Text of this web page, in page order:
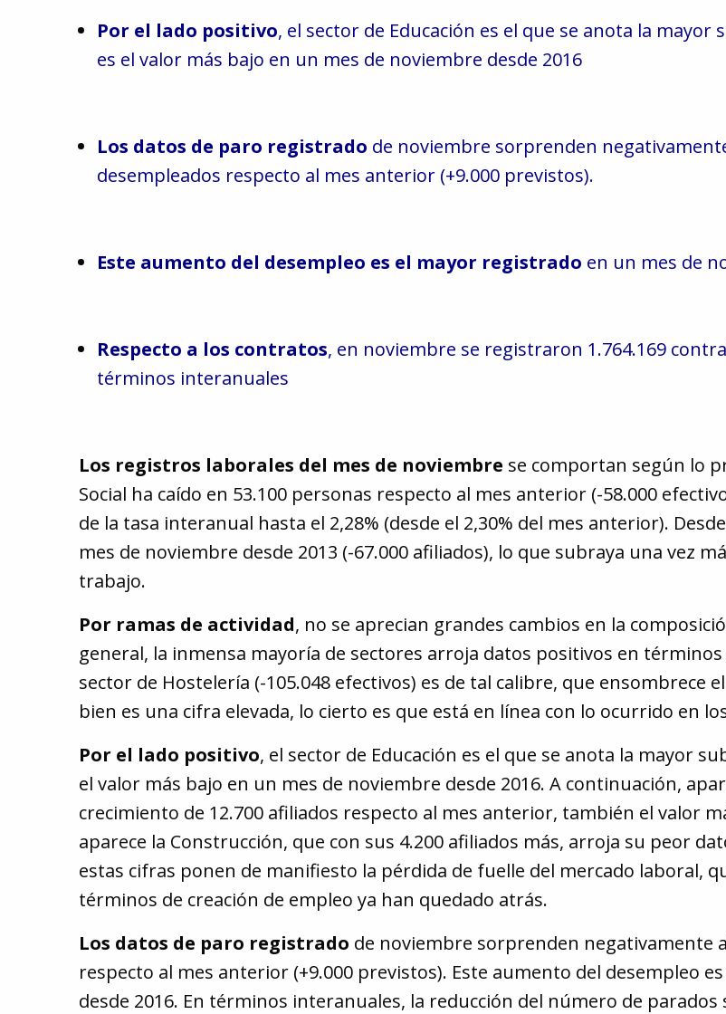
Por el lado positivo, el sector de Educación es el que se anota la
es el valor más bajo en un mes de noviembre desde 2016
Los datos de paro registrado de noviembre sorprenden
desempleados respecto al mes anterior (+9.000 previstos).
Este aumento del desempleo es el mayor registrado en un mes de
Respecto a los contratos, en noviembre se registraron 1.764.169
términos interanuales
Los registros laborales del mes de noviembre se comportan según lo
Social ha caído en 53.100 personas respecto al mes anterior (-58.000
de la tasa interanual hasta el 2,28% (desde el 2,30% del mes anterior).
mes de noviembre desde 2013 (-67.000 afiliados), lo que subraya una vez
trabajo.
Por ramas de actividad, no se aprecian grandes cambios en la
general, la inmensa mayoría de sectores arroja datos positivos en
sector de Hostelería (-105.048 efectivos) es de tal calibre, que ensombrece
bien es una cifra elevada, lo cierto es que está en línea con lo ocurrido en
Por el lado positivo, el sector de Educación es el que se anota la mayor
el valor más bajo en un mes de noviembre desde 2016. A continuación,
crecimiento de 12.700 afiliados respecto al mes anterior, también el valor
aparece la Construcción, que con sus 4.200 afiliados más, arroja su peor
estas cifras ponen de manifiesto la pérdida de fuelle del mercado laboral,
términos de creación de empleo ya han quedado atrás.
Los datos de paro registrado de noviembre sorprenden negativamente
respecto al mes anterior (+9.000 previstos). Este aumento del desempleo
desde 2016. En términos interanuales, la reducción del número de parados